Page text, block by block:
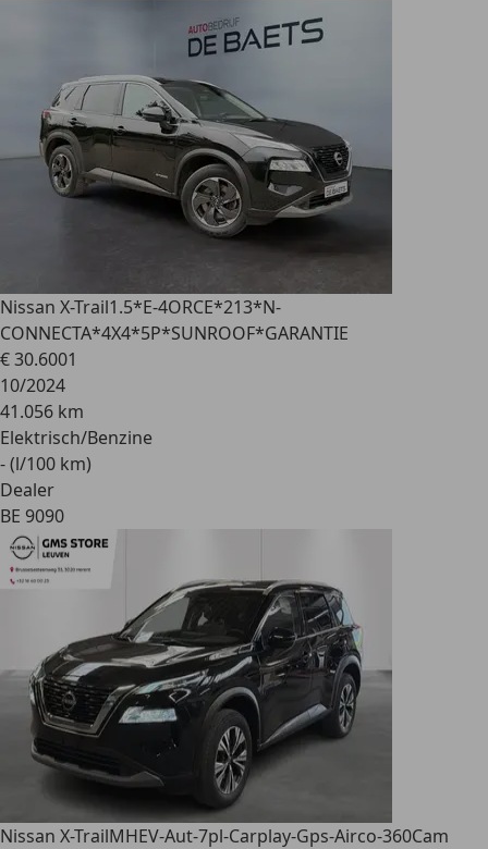
Nissan X-Trail1.5*E-4ORCE*213*N-
CONNECTA*4X4*5P*SUNROOF*GARANTIE
€ 30.6001
10/2024
41.056 km
Elektrisch/Benzine
- (l/100 km)
Dealer
BE 9090
Nissan X-TrailMHEV-Aut-7pl-Carplay-Gps-Airco-360Cam